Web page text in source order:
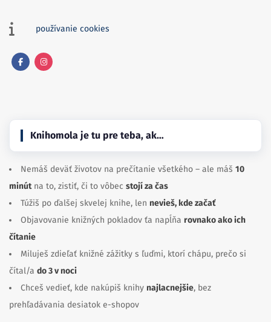
používanie cookies
Knihomola je tu pre teba, ak…
Nemáš deväť životov na prečítanie všetkého – ale máš 10
minútna to, zistiť, či to vôbec stojí za čas
Túžiš po ďalšej skvelej knihe, len nevieš, kde začať
Objavovanie knižných pokladov ťa napĺňa rovnako ako ich
čítanie
Miluješ zdieľať knižné zážitky s ľuďmi, ktorí chápu, prečo si
čítal/a do 3 v noci
Chceš vedieť, kde nakúpiš knihy najlacnejšie, bez
prehľadávania desiatok e-shopov